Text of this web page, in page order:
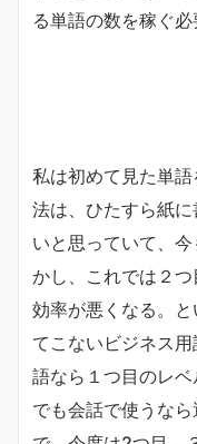
る単語の数を稼ぐ必
私は初めて見た単
法は、ひたすら紙
いと思っていて、
かし、これでは２
効率が悪くなる。
てこないビジネス
語なら１つ目のレベ
でも会話で使うな